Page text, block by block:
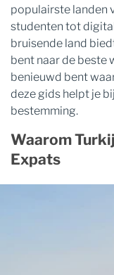
populairste landen
studenten tot
bruisende land
bent naar de beste
benieuwd bent
deze gids helpt je
bestemming.
Waarom
Expats